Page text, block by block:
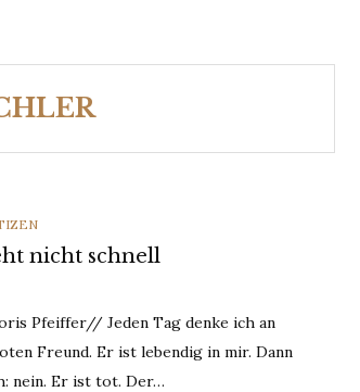
nicht schnell
Pfeiffer// Jeden Tag denke ich an
Freund. Er ist lebendig in mir. Dann
nein. Er ist tot. Der…